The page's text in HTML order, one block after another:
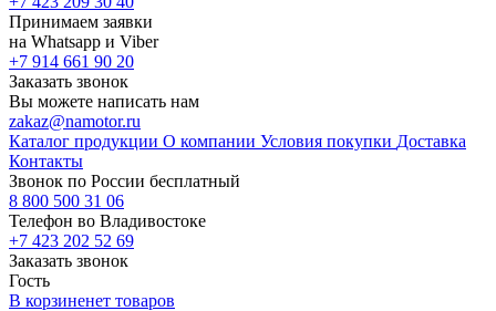
Принимаем заявки
на Whatsapp и Viber
+7 914 661 90 20
Заказать звонок
Вы можете написать нам
zakaz@namotor.ru
Каталог продукции О компании Условия покупки Доставка
Контакты
Звонок по России бесплатный
8 800 500 31 06
Телефон во Владивостоке
+7 423 202 52 69
Заказать звонок
Гость
В корзиненет товаров